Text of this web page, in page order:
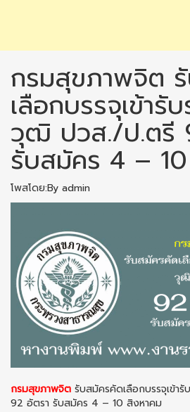
กรมสุขภาพจิต
เลือกบรรจุเข้ารั
วุฒิ ปวส./ป.ตรี
รับสมัคร 4 –
โพสโดย:By admin
กรมสุขภาพจิต รับสมัครคัดเลือกบรรจุเข้า
92 อัตรา รับสมัคร 4 – 10 สิงหาคม